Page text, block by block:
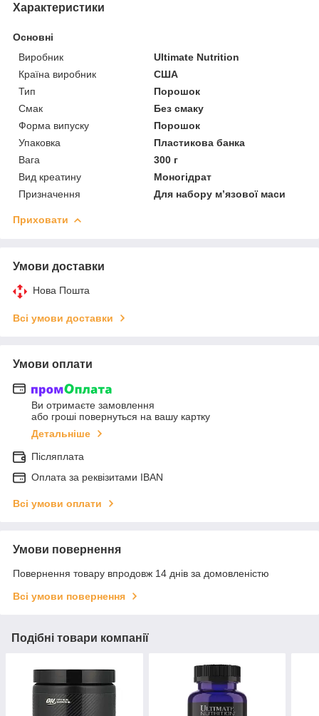
Характеристики
Основні
Виробник
Ultimate Nutrition
Країна виробник
США
Тип
Порошок
Смак
Без смаку
Форма випуску
Порошок
Упаковка
Пластикова банка
Вага
300 г
Вид креатину
Моногідрат
Призначення
Для набору м’язової маси
Приховати
Умови доставки
Нова Пошта
Всі умови доставки
Умови оплати
Ви отримаєте замовлення
або гроші повернуться на вашу картку
Детальніше
Післяплата
Оплата за реквізитами IBAN
Всі умови оплати
Умови повернення
Повернення товару впродовж 14 днів за домовленістю
Всі умови повернення
Подібні товари компанії